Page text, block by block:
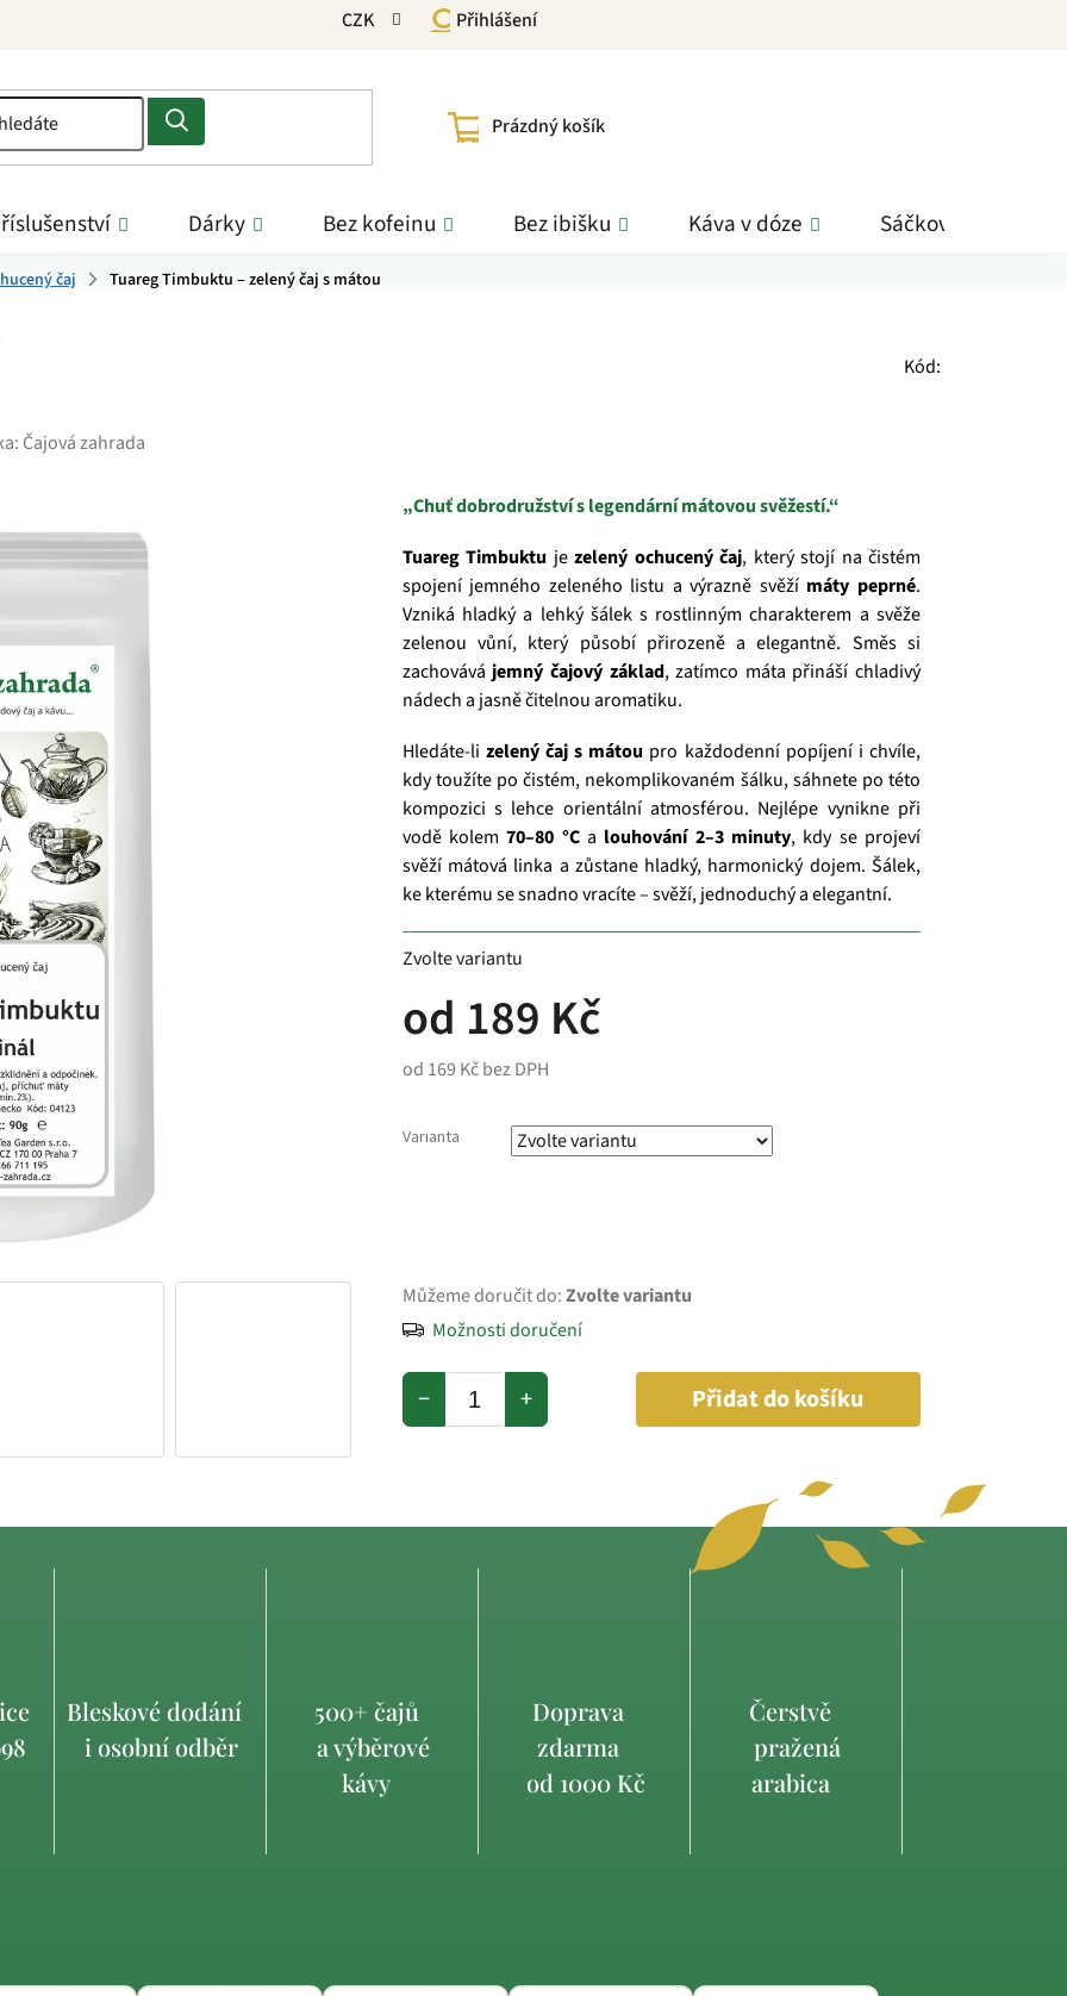
CZK Přihlášení
NÁKUPNÍ
Prázdný košík
Dárky Bez kofeinu Bez ibišku Káva v dóze Sáčkové čaje
čaj Tuareg Timbuktu – zelený čaj s mátou
Kód:
Čajová zahrada
od 189 Kč
od 169 Kčbez DPH
Zvolte variantu
Varianta
Můžeme doručit do:Zvolte variantu
Možnosti doručení
+
− Přidat do košíku
„Chuť dobrodružství s legendární mátovou svěžestí.“
Tuareg Timbuktu jezelený ochucený čaj, který stojí na čistém
spojení jemného zeleného listu a výrazně svěží máty peprné.
Vzniká hladký a lehký šálek s rostlinným charakterem a svěže
zelenou vůní, který působí přirozeně a elegantně. Směs si
zachovává jemný čajový základ, zatímco máta přináší chladivý
nádech a jasně čitelnou aromatiku.
Hledáte-li zelený čaj s mátou pro každodenní popíjení i chvíle,
kdy toužíte po čistém, nekomplikovaném šálku, sáhnete po této
kompozici s lehce orientální atmosférou. Nejlépe vynikne při
vodě kolem70–80 °Ca louhování 2–3 minuty, kdy se projeví
svěží mátová linka a zůstane hladký, harmonický dojem. Šálek,
ke kterému se snadno vracíte – svěží, jednoduchý a elegantní.
Bleskové dodání
i osobní odběr
500+ čajů
a výběrové
kávy
Doprava
zdarma
od 1000 Kč
Čerstvě
pražená
arabica